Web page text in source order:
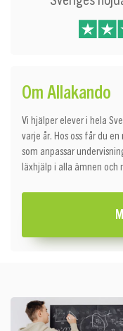
Om Allakando
Vi hjälper elever i hela
varje år. Hos oss får du
som anpassar
läxhjälp i alla ämnen och